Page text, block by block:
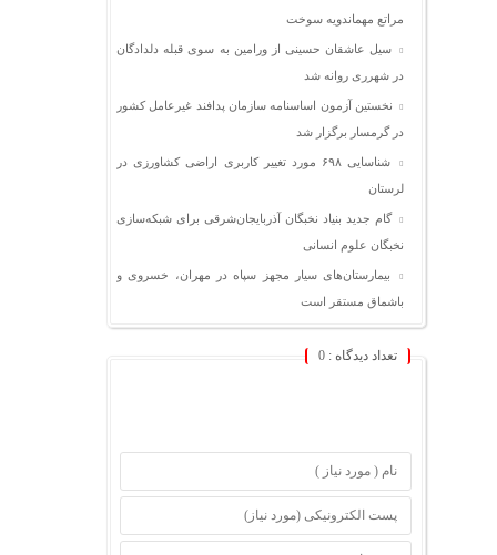
مراتع مهماندویه سوخت
سیل عاشقان حسینی از ورامین به سوی قبله دلدادگان
در شهرری روانه شد
نخستین آزمون اساسنامه سازمان پدافند غیرعامل کشور
در گرمسار برگزار شد
شناسایی ۶۹۸ مورد تغییر کاربری اراضی کشاورزی در
لرستان
گام جدید بنیاد نخبگان آذربایجان‌شرقی برای شبکه‌سازی
نخبگان علوم انسانی
بیمارستان‌های سیار مجهز سپاه در مهران، خسروی و
باشماق مستقر است
تعداد دیدگاه : 0